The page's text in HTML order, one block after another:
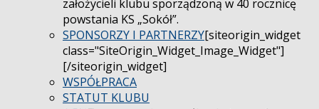
założycieli klubu sporządzoną w 40 rocznicę
powstania KS „Sokół”.
SPONSORZY I PARTNERZY[siteorigin_widget
class="SiteOrigin_Widget_Image_Widget"]
[/siteorigin_widget]
WSPÓŁPRACA
STATUT KLUBU